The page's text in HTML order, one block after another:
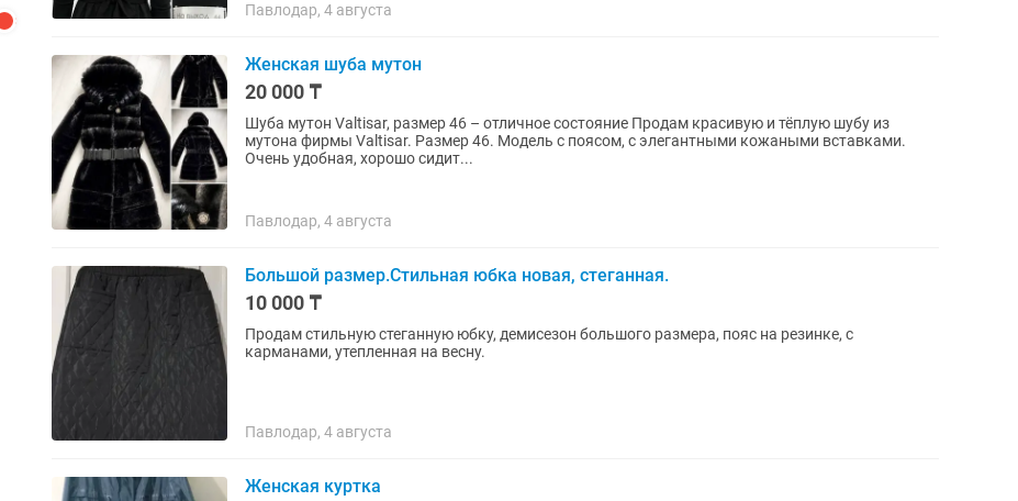
Павлодар, 4 августа
Женская шуба мутон
20 000 ₸
Шуба мутон Valtisar, размер 46 – отличное состояние Продам красивую и тёплую шубу из
мутона фирмы Valtisar. Размер 46. Модель с поясом, с элегантными кожаными вставками.
Очень удобная, хорошо сидит...
Павлодар, 4 августа
Большой размер.Стильная юбка новая, стеганная.
10 000 ₸
Продам стильную стеганную юбку, демисезон большого размера, пояс на резинке, с
карманами, утепленная на весну.
Павлодар, 4 августа
Женская куртка